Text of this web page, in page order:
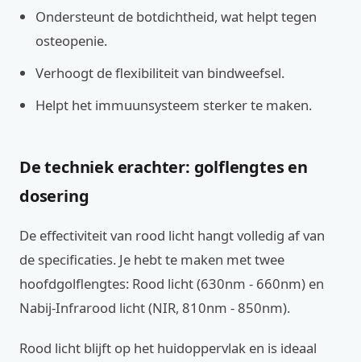
Ondersteunt de botdichtheid, wat helpt tegen
osteopenie.
Verhoogt de flexibiliteit van bindweefsel.
Helpt het immuunsysteem sterker te maken.
De techniek erachter: golflengtes en
dosering
De effectiviteit van rood licht hangt volledig af van
de specificaties. Je hebt te maken met twee
hoofdgolflengtes: Rood licht (630nm - 660nm) en
Nabij-Infrarood licht (NIR, 810nm - 850nm).
Rood licht blijft op het huidoppervlak en is ideaal